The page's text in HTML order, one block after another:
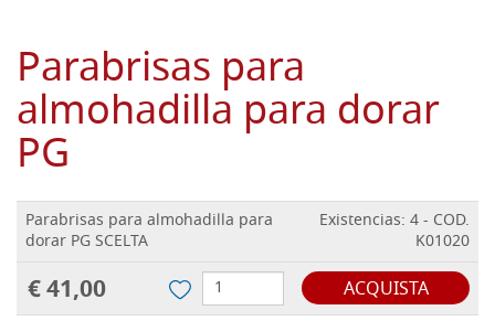
Parabrisas para
almohadilla para dorar
PG
Parabrisas para almohadilla para
dorar PG SCELTA
Existencias: 4 - COD.
K01020
€ 41,00 ACQUISTA